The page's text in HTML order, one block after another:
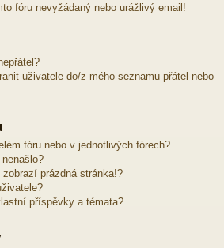
fóru nevyžádaný nebo urážlivý email!
uživatele do/z mého seznamu přátel nebo
fóru nebo v jednotlivých fórech?
prázdná stránka!?
příspěvky a témata?